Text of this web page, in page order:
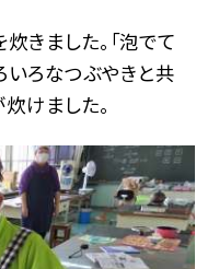
きました。「泡でて
いろなつぶやきと共
けました。